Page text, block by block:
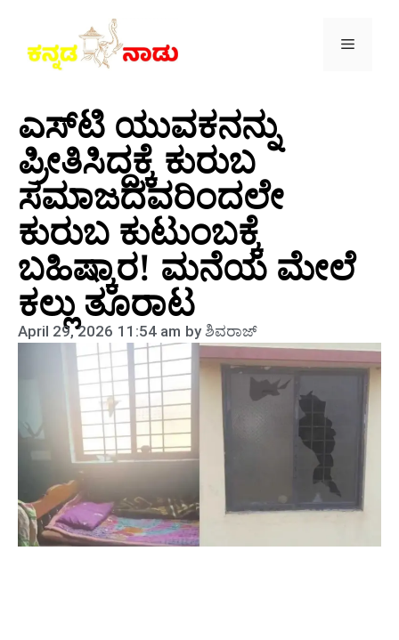
ಎಸ್​ಟಿ ಯುವಕನನ್ನು
ಪ್ರೀತಿಸಿದ್ದಕ್ಕೆ ಕುರುಬ
ಸಮಾಜದವರಿಂದಲೇ
ಕುರುಬ ಕುಟುಂಬಕ್ಕೆ
ಬಹಿಷ್ಕಾರ! ಮನೆಯ ಮೇಲೆ
ಕಲ್ಲು ತೂರಾಟ
April 29, 2026 11:54 am byಶಿವರಾಜ್